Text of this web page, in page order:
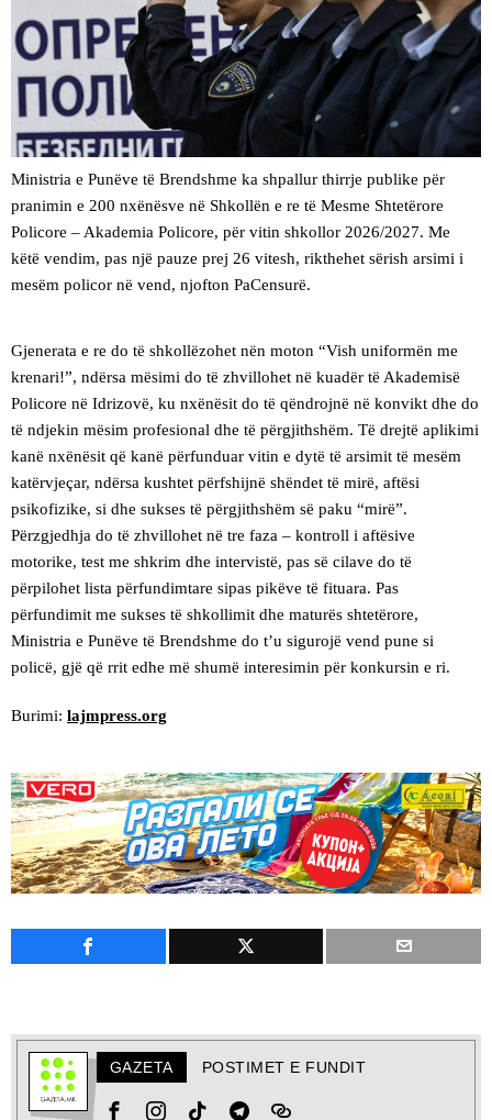
Ministria e Punëve të Brendshme ka shpallur thirrje publike për
pranimin e 200 nxënësve në Shkollën e re të Mesme Shtetërore
Policore – Akademia Policore, për vitin shkollor 2026/2027. Me
këtë vendim, pas një pauze prej 26 vitesh, rikthehet sërish arsimi i
mesëm policor në vend, njofton PaCensurë.
Gjenerata e re do të shkollëzohet nën moton “Vish uniformën me
krenari!”, ndërsa mësimi do të zhvillohet në kuadër të Akademisë
Policore në Idrizovë, ku nxënësit do të qëndrojnë në konvikt dhe do
të ndjekin mësim profesional dhe të përgjithshëm. Të drejtë aplikimi
kanë nxënësit që kanë përfunduar vitin e dytë të arsimit të mesëm
katërvjeçar, ndërsa kushtet përfshijnë shëndet të mirë, aftësi
psikofizike, si dhe sukses të përgjithshëm së paku “mirë”.
Përzgjedhja do të zhvillohet në tre faza – kontroll i aftësive
motorike, test me shkrim dhe intervistë, pas së cilave do të
përpilohet lista përfundimtare sipas pikëve të fituara. Pas
përfundimit me sukses të shkollimit dhe maturës shtetërore,
Ministria e Punëve të Brendshme do t’u sigurojë vend pune si
policë, gjë që rrit edhe më shumë interesimin për konkursin e ri.
Burimi: lajmpress.org
GAZETA POSTIMET E FUNDIT